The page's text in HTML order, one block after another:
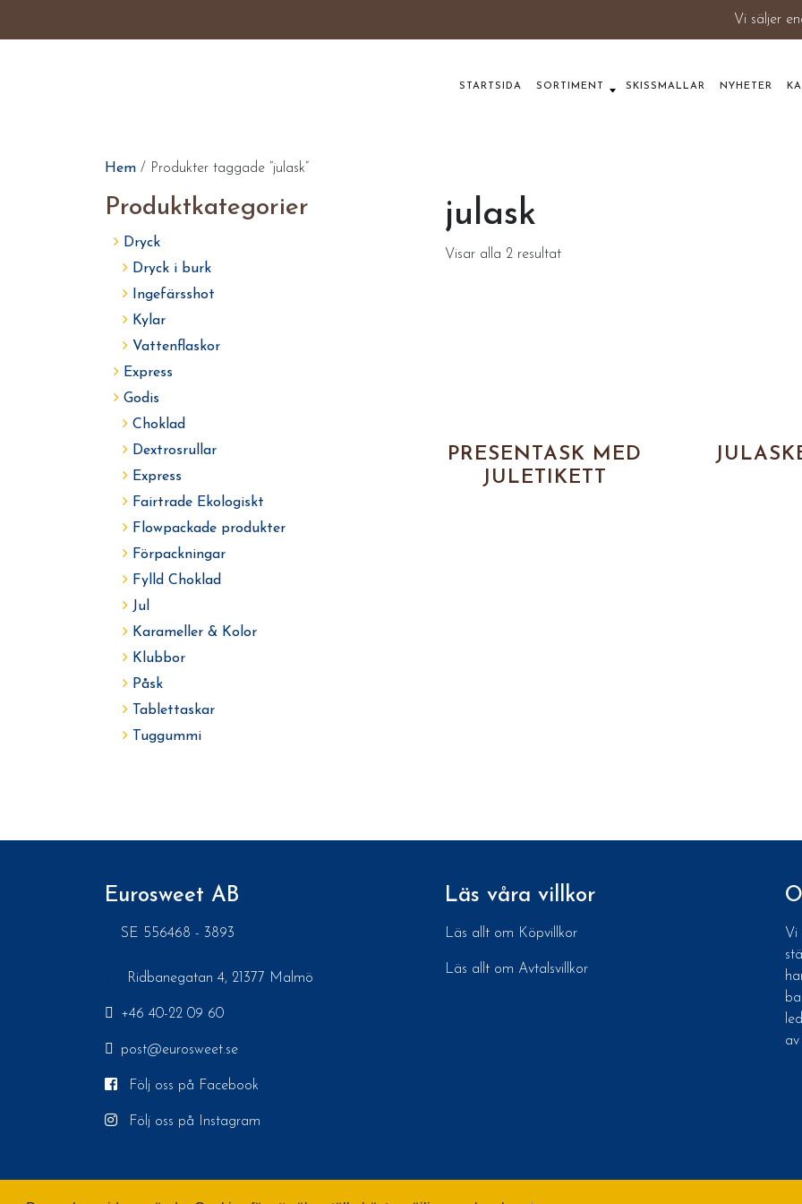
Vi säljer
STARTSIDA SORTIMENT SKISSMALLAR NYHETER
Hem / Produkter taggade “julask”
Produktkategorier
Dryck
Dryck i burk
Ingefärsshot
Kylar
Vattenflaskor
Express
Godis
Choklad
Dextrosrullar
Express
Fairtrade Ekologiskt
Flowpackade produkter
Förpackningar
Fylld Choklad
Jul
Karameller & Kolor
Klubbor
Påsk
Tablettaskar
Tuggummi
julask
Visar alla 2 resultat
PRESENTASK MED
JULETIKETT
Eurosweet AB
SE 556468 - 3893
Ridbanegatan 4, 21377 Malmö
+46 40-22 09 60
post@eurosweet.se
Följ oss på Facebook
Följ oss på Instagram
Läs våra villkor
Läs allt om Köpvillkor
Läs allt om Avtalsvillkor
Vi